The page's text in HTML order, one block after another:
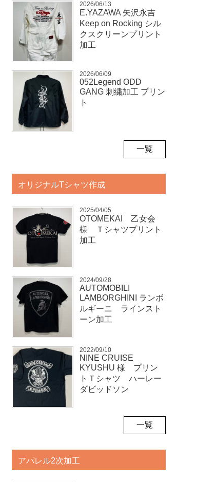
2026/06/13
E.YAZAWA 矢沢永吉
Keep on Rocking シル
クスクリーンプリント
加工
2026/06/09
052Legend ODD
GANG 刺繍加工 プリン
ト
一覧
オリジナルTシャツ作成
2025/04/05
OTOMEKAI 乙女会
様 Ｔシャツプリント
加工
2024/09/28
AUTOMOBILI
LAMBORGHINI ランボ
ルギーニ ラインスト
ーン加工
2022/09/10
NINE CRUISE
KYUSHU 様 プリン
トＴシャツ ハーレー
ダビッドソン
一覧
アパレル2次加工